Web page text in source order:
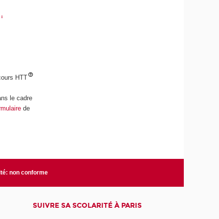
HTT
le cadre
de
non conforme
SUIVRE SA SCOLARITÉ À PARIS